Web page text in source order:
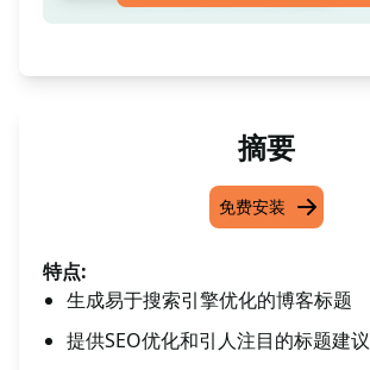
摘要
免费安装
特点:
生成易于搜索引擎优化的博客标题
提供SEO优化和引人注目的标题建议